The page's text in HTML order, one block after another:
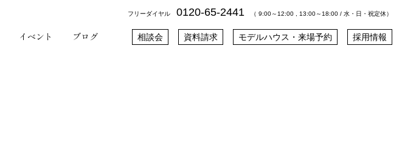
フリーダイヤル 0120-65-2441 （ 9:00～12:00 , 13:00～18:00 / 水・日・祝定休）
イベント ブログ 相談会 資料請求 モデルハウス・来場予約 採用情報